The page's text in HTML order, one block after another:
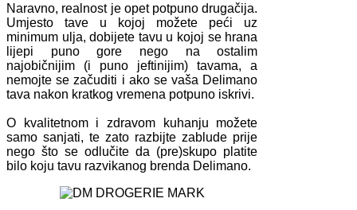
Naravno, realnost je opet potpuno drugačija.
Umjesto tave u kojoj možete peći uz
minimum ulja, dobijete tavu u kojoj se hrana
lijepi puno gore nego na ostalim
najobičnijim (i puno jeftinijim) tavama, a
nemojte se začuditi i ako se vaša Delimano
tava nakon kratkog vremena potpuno iskrivi.
O kvalitetnom i zdravom kuhanju možete
samo sanjati, te zato razbijte zablude prije
nego što se odlučite da (pre)skupo platite
bilo koju tavu razvikanog brenda Delimano.